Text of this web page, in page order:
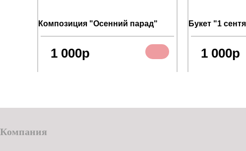
Композиция "Осенний парад"
1 000р
Букет "1
1 000р
Компания